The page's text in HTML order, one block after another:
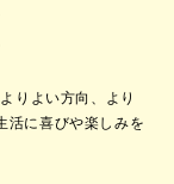
りよい方向、より
活に喜びや楽しみを